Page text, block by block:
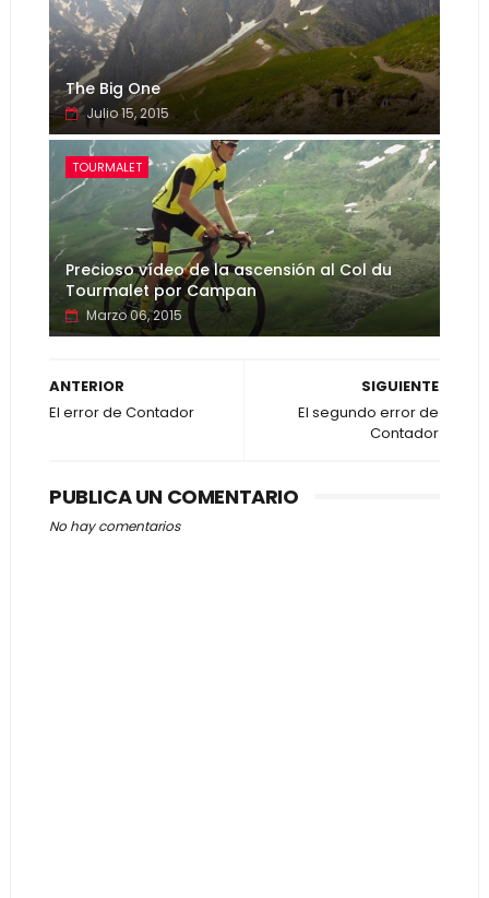
The Big One
Julio 15, 2015
TOURMALET
Precioso vídeo de la ascensión al Col du
Tourmalet por Campan
Marzo 06, 2015
SIGUIENTE
El segundo error de
Contador
ANTERIOR
El error de Contador
PUBLICA UN COMENTARIO
No hay comentarios